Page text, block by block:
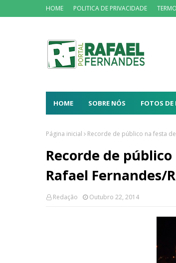
HOME POLITICA DE PRIVACIDADE
HOME SOBRE NÓS FOTOS DE
Página inicial Recorde de público na festa
Recorde de
Rafael Fernandes/
Redação Outubro 22, 2014